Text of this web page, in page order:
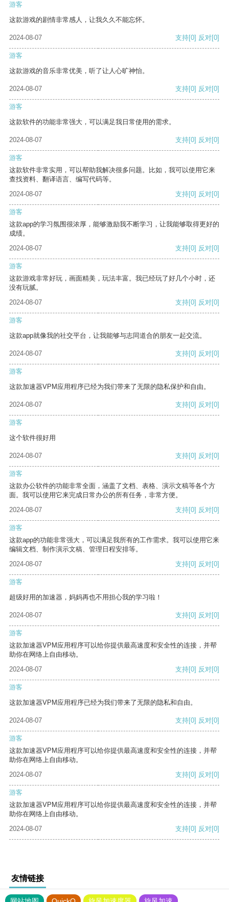
游客
这款游戏的剧情非常感人，让我久久不能忘怀。
2024-08-07 支持[0] 反对[0]
游客
这款游戏的音乐非常优美，听了让人心旷神怡。
2024-08-07 支持[0] 反对[0]
游客
这款软件的功能非常强大，可以满足我日常使用的需求。
2024-08-07 支持[0] 反对[0]
游客
这款软件非常实用，可以帮助我解决很多问题。比如，我可以使用它来
查找资料、翻译语言、编写代码等。
2024-08-07
支持[0] 反对[0]
游客
这款app的学习氛围很浓厚，能够激励我不断学习，让我能够取得更好的
成绩。
2024-08-07
支持[0] 反对[0]
游客
这款游戏非常好玩，画面精美，玩法丰富。我已经玩了好几个小时，还
没有玩腻。
2024-08-07
支持[0] 反对[0]
游客
这款app就像我的社交平台，让我能够与志同道合的朋友一起交流。
2024-08-07 支持[0] 反对[0]
游客
这款加速器VPM应用程序已经为我们带来了无限的隐私保护和自由。
2024-08-07 支持[0] 反对[0]
游客
这个软件很好用
2024-08-07 支持[0] 反对[0]
游客
这款办公软件的功能非常全面，涵盖了文档、表格、演示文稿等各个方
面。我可以使用它来完成日常办公的所有任务，非常方便。
2024-08-07
支持[0] 反对[0]
游客
这款app的功能非常强大，可以满足我所有的工作需求。我可以使用它来
编辑文档、制作演示文稿、管理日程安排等。
2024-08-07
支持[0] 反对[0]
游客
超级好用的加速器，妈妈再也不用担心我的学习啦！
2024-08-07 支持[0] 反对[0]
游客
这款加速器VPM应用程序可以给你提供最高速度和安全性的连接，并帮
助你在网络上自由移动。
2024-08-07
支持[0] 反对[0]
游客
这款加速器VPM应用程序已经为我们带来了无限的隐私和自由。
2024-08-07 支持[0] 反对[0]
游客
这款加速器VPM应用程序可以给你提供最高速度和安全性的连接，并帮
助你在网络上自由移动。
2024-08-07
支持[0] 反对[0]
游客
这款加速器VPM应用程序可以给你提供最高速度和安全性的连接，并帮
助你在网络上自由移动。
2024-08-07
支持[0] 反对[0]
友情链接